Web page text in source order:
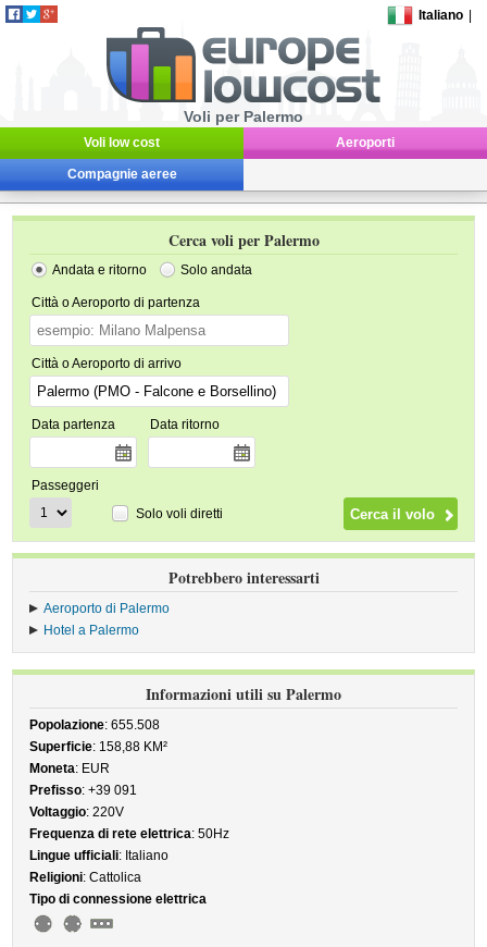
Italiano
Voli per Palermo
Voli low cost Aeroporti
Compagnie aeree
Cerca voli per Palermo
Andata e ritorno Solo andata
Città o Aeroporto di partenza
Città o Aeroporto di arrivo
Data partenza Data ritorno
Passeggeri
Solo voli diretti
Potrebbero interessarti
Aeroporto di Palermo
Hotel a Palermo
Informazioni utili su Palermo
Popolazione: 655.508
Superficie: 158,88 KM²
Moneta: EUR
Prefisso: +39 091
Voltaggio: 220V
Frequenza di rete elettrica: 50Hz
Lingue ufficiali: Italiano
Religioni: Cattolica
Tipo di connessione elettrica